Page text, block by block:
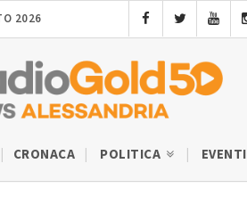
2026
CRONACA POLITICA EVENTI